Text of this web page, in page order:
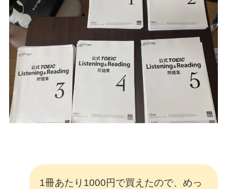
1冊あたり1000円で買えたので、めっ